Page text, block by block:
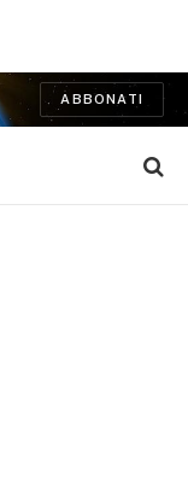
ABBONATI